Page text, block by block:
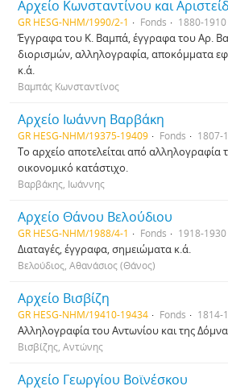
Αρχείο Κωνσταντίνου και
GR HESG-NHM/1990/2-1 Fonds 1880-1910
Έγγραφα του Κ. Βαμπά, έγγραφα του Αρ.
διορισμών, αλληλογραφία, αποκόμματα
κ.ά.
Βαμπάς Κωνσταντίνος
Αρχείο Ιωάννη Βαρβάκη
GR HESG-NHM/19375-19409 Fonds 1807-
Το αρχείο αποτελείται από αλληλογραφία
οικονομικό κατάστιχο.
Βαρβάκης, Ιωάννης
Αρχείο Θάνου Βελούδιου
GR HESG-NHM/1988/4-1 Fonds 1918-1930
Διαταγές, έγγραφα, σημειώματα κ.ά.
Βελούδιος, Αθανάσιος (Θάνος)
Αρχείο Βισβίζη
GR HESG-NHM/19410-19434 Fonds 1814-
Αλληλογραφία του Αντωνίου και της
Βισβίζης, Αντώνης
Αρχείο Γεωργίου Βοϊνέσκου